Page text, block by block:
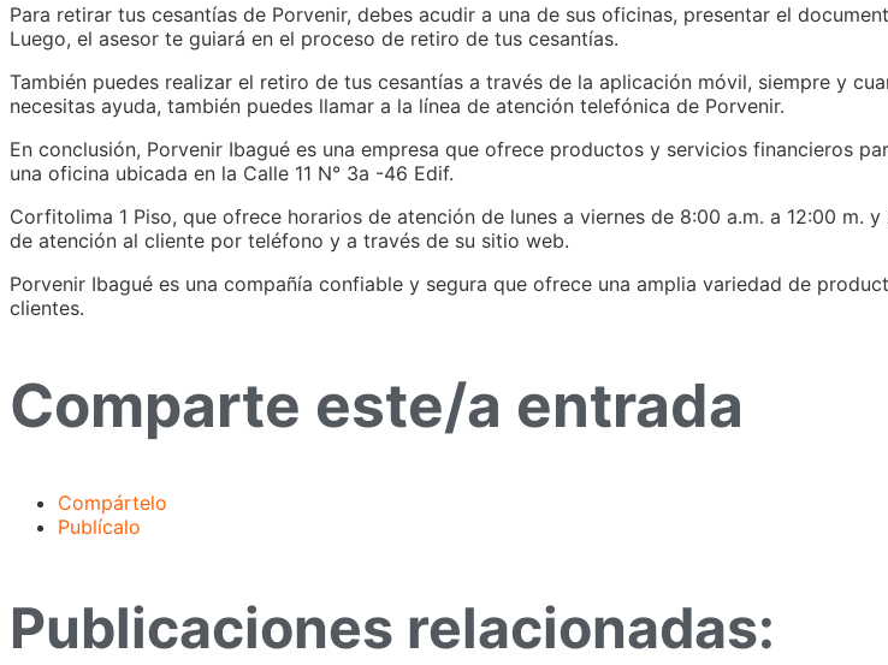
Para retirar tus cesantías de Porvenir, debes acudir a una de sus oficinas, presentar el
Luego, el asesor te guiará en el proceso de retiro de tus cesantías.
También puedes realizar el retiro de tus cesantías a través de la aplicación móvil, siempre y
necesitas ayuda, también puedes llamar a la línea de atención telefónica de Porvenir.
En conclusión, Porvenir Ibagué es una empresa que ofrece productos y servicios financieros
una oficina ubicada en la Calle 11 N° 3a -46 Edif.
Corfitolima 1 Piso, que ofrece horarios de atención de lunes a viernes de 8:00 a.m. a 12:00 m.
de atención al cliente por teléfono y a través de su sitio web.
Porvenir Ibagué es una compañía confiable y segura que ofrece una amplia variedad de
clientes.
Comparte este/a entrada
Compártelo
Publícalo
Publicaciones relacionadas: